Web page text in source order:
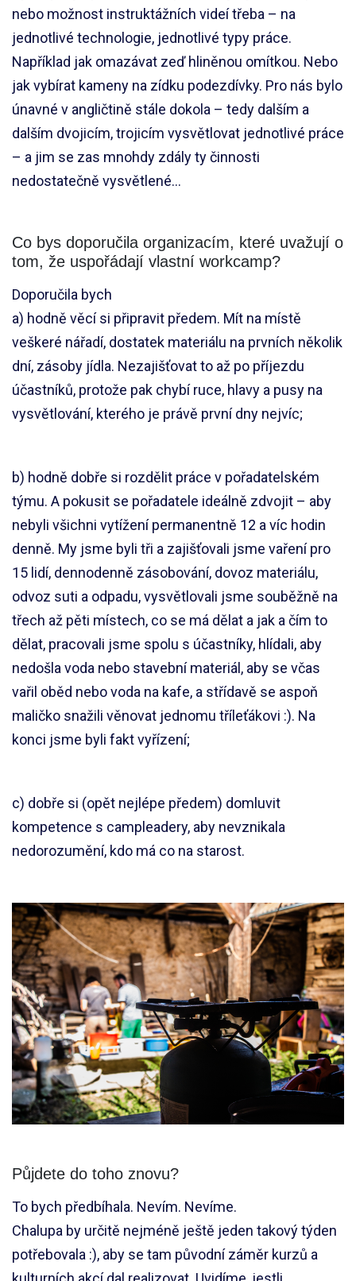
nebo možnost instruktážních videí třeba – na
jednotlivé technologie, jednotlivé typy práce.
Například jak omazávat zeď hliněnou omítkou. Nebo
jak vybírat kameny na zídku podezdívky. Pro nás bylo
únavné v angličtině stále dokola – tedy dalším a
dalším dvojicím, trojicím vysvětlovat jednotlivé práce
– a jim se zas mnohdy zdály ty činnosti
nedostatečně vysvětlené…
Co bys doporučila organizacím, které uvažují o
tom, že uspořádají vlastní workcamp?
Doporučila bych
a) hodně věcí si připravit předem. Mít na místě
veškeré nářadí, dostatek materiálu na prvních několik
dní, zásoby jídla. Nezajišťovat to až po příjezdu
účastníků, protože pak chybí ruce, hlavy a pusy na
vysvětlování, kterého je právě první dny nejvíc;
b) hodně dobře si rozdělit práce v pořadatelském
týmu. A pokusit se pořadatele ideálně zdvojit – aby
nebyli všichni vytížení permanentně 12 a víc hodin
denně. My jsme byli tři a zajišťovali jsme vaření pro
15 lidí, dennodenně zásobování, dovoz materiálu,
odvoz suti a odpadu, vysvětlovali jsme souběžně na
třech až pěti místech, co se má dělat a jak a čím to
dělat, pracovali jsme spolu s účastníky, hlídali, aby
nedošla voda nebo stavební materiál, aby se včas
vařil oběd nebo voda na kafe, a střídavě se aspoň
maličko snažili věnovat jednomu tříleťákovi :). Na
konci jsme byli fakt vyřízení;
c) dobře si (opět nejlépe předem) domluvit
kompetence s campleadery, aby nevznikala
nedorozumění, kdo má co na starost.
Půjdete do toho znovu?
To bych předbíhala. Nevím. Nevíme.
Chalupa by určitě nejméně ještě jeden takový týden
potřebovala :), aby se tam původní záměr kurzů a